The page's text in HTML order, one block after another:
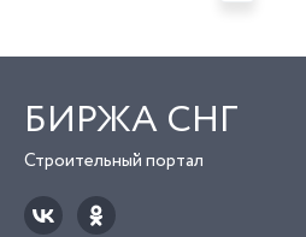
БИРЖА СНГ
Строительный портал